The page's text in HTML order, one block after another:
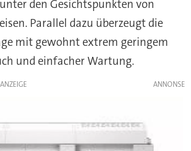
den Gesichtspunkten von
Parallel dazu überzeugt die
mit gewohnt extrem geringem
und einfacher Wartung.
ANZEIGE